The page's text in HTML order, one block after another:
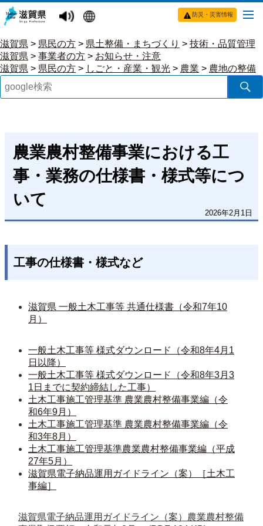
防災・災害情報
滋賀県 > 県民の方 > 県土整備・まちづくり > 技術・品質管理
滋賀県 > 事業者の方 > お知らせ・注意
滋賀県 > 県民の方 > しごと・産業・観光 > 農業 > 農地の整備
農業農村整備事業における工
事・業務の仕様書・様式等につ
いて
2026年2月1日
工事の仕様書・様式など
滋賀県 一般土木工事等 共通仕様書（令和7年10
月）
一般土木工事等 様式ダウンロード（令和8年4月1
日以降）
一般土木工事等 様式ダウンロード（令和8年3月3
1日までに契約締結した工事）
土木工事施工管理基準 農業農村整備事業編（令
和6年9月）
土木工事施工管理基準 農業農村整備事業編（令
和3年8月）
土木工事施工管理基準農業農村整備事業編（平成
27年5月）
滋賀県電子納品運用ガイドライン（案）［土木工
事編］
滋賀県電子納品運用ガイドライン（案）農業農村整備